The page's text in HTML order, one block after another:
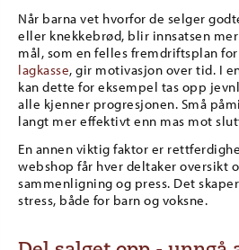
Når barna vet hvorfor de selger
eller knekkebrød, blir innsatsen
mål, som en felles fremdriftsplan for
lagkasse, gir motivasjon over tid. I
kan dette for eksempel tas opp
alle kjenner progresjonen. Små
langt mer effektivt enn mas mot
En annen viktig faktor er
webshop får hver deltaker oversikt
sammenligning og press. Det
stress, både for barn og voksne.